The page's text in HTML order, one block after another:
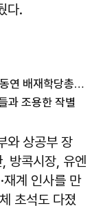
다.
'스타벅스 응원 논란' 탄원서 제출하는 김동연 배재학당총동창회장
과 조용한 작별
와 상공부 장
방콕시장, 유엔
계 인사를 만
초석도 다졌